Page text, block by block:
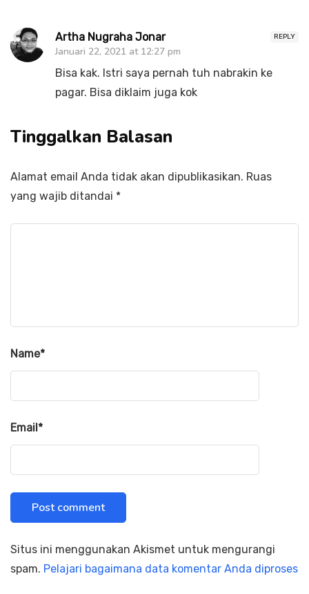
REPLY
Artha Nugraha Jonar
Januari 22, 2021 at 12:27 pm
Bisa kak. Istri saya pernah tuh nabrakin ke
pagar. Bisa diklaim juga kok
Tinggalkan Balasan
Alamat email Anda tidak akan dipublikasikan. Ruas
yang wajib ditandai *
Name*
Email*
Situs ini menggunakan Akismet untuk mengurangi
spam. Pelajari bagaimana data komentar Anda diproses